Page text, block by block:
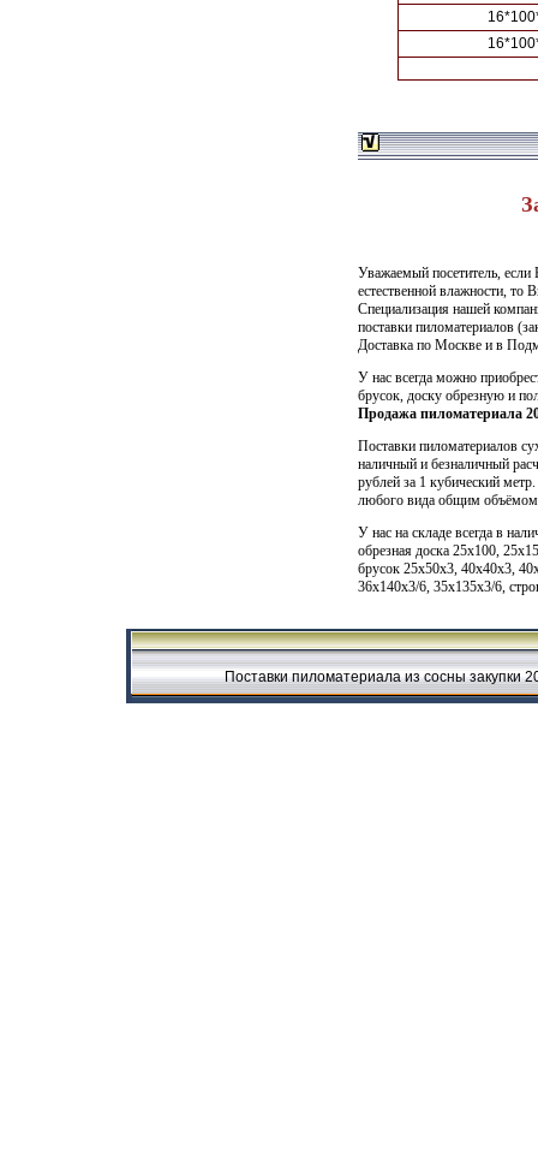
Уважаемый посетитель, если
естественной влажности,
Специализация нашей
поставки пиломатериалов
Доставка по Москве и в
У нас всегда можно
брусок, доску обрезную и
Продажа пиломатериала
Поставки пиломатериалов
наличный и безналичный
рублей за 1 кубический
любого вида общим
У нас на складе всегда в
обрезная доска 25х100,
брусок 25x50x3, 40x40x3,
36х140х3/6, 35х135х3/6,
Поставки пиломатериала из сосны закупки